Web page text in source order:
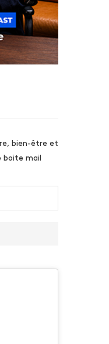
bien-être et
mail